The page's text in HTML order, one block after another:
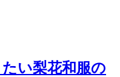
い梨花和服の